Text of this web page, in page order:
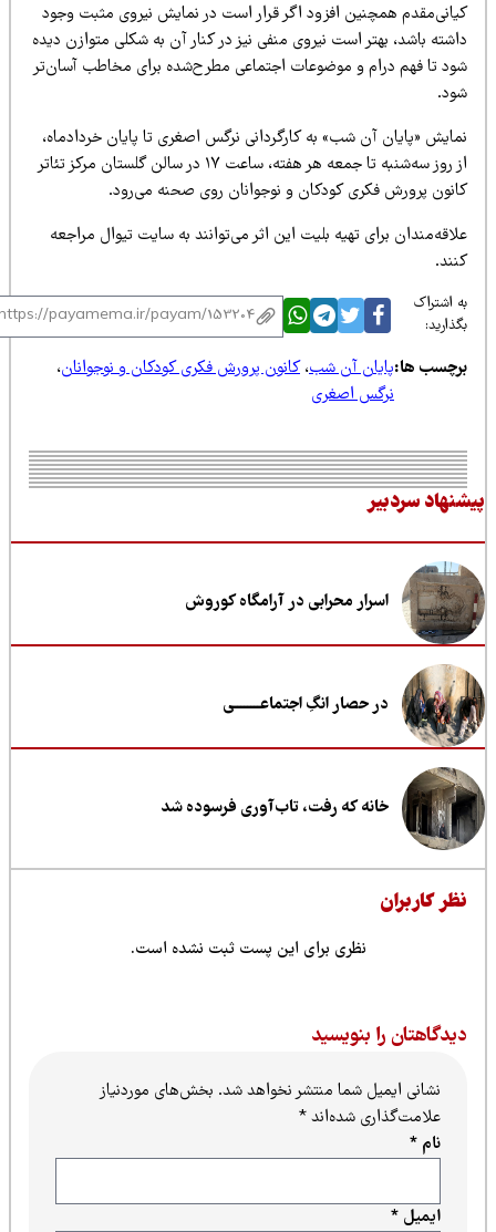
همچنین افزود اگر قرار است در نمایش نیروی مثبت وجود
باشد، بهتر است نیروی منفی نیز در کنار آن به شکلی متوازن دیده
تا فهم درام و موضوعات اجتماعی مطرح‌شده برای مخاطب آسان‌تر
«پایان آن شب» به کارگردانی نرگس اصغری تا پایان خردادماه،
از روز سه‌شنبه تا جمعه هر هفته، ساعت ۱۷ در سالن گلستان مرکز تئاتر
پرورش فکری کودکان و نوجوانان روی صحنه می‌رود.
برای تهیه بلیت این اثر می‌توانند به سایت تیوال مراجعه
اشتراک
ها:پایان آن شب،کانون پرورش فکری کودکان و نوجوانان،
نرگس اصغری
سردبیر
اسرار محرابی در آرامگاه کوروش
در حصار انگِ اجتماعــــــــی
خانه که رفت، تاب‌آوری فرسوده شد
کاربران
نظری برای این پست ثبت نشده است.
را بنویسید
نشانی ایمیل شما منتشر نخواهد شد.بخش‌های موردنیاز
علامت‌گذاری شده‌اند*
ایمیل*